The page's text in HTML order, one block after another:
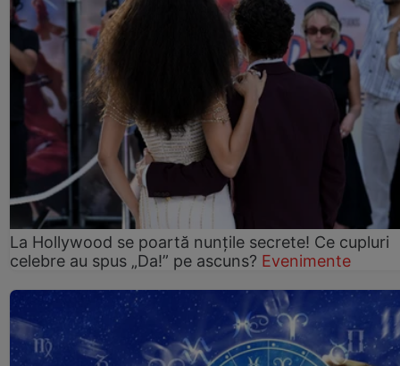
La Hollywood se poartă nunțile secrete! Ce cupluri
celebre au spus „Da!” pe ascuns? Evenimente